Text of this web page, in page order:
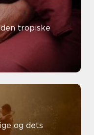
tropiske
og dets